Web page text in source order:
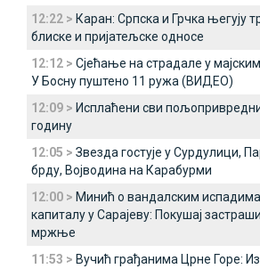
12:22 > Каран: Српска и Грчка његују
блиске и пријатељске односе
12:12 > Сјећање на страдале у
У Босну пуштено 11 ружа (ВИДЕО)
12:09 > Исплаћени сви
годину
12:05 > Звезда гостује у Сурдулици,
брду, Војводина на Карабурми
12:00 > Минић о вандалским
капиталу у Сарајеву: Покушај
мржње
11:53 > Вучић грађанима Црне Горе: